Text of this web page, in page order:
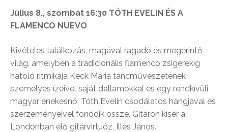
Július 8., szombat 16:30 TÓTH EVELIN ÉS A
FLAMENCO NUEVO
Kivételes találkozás, magával ragadó és megérintő
világ, amelyben a tradicionális flamenco zsigerekig
hatoló ritmikája Keck Mária táncművészetének
személyes ízeivel saját dallamokkal és egy rendkívüli
magyar énekesnő, Tóth Evelin csodálatos hangjával és
szerzeményeivel fonódik össze. Gitáron kísér a
Londonban élő gitárvirtuóz, Illés János.